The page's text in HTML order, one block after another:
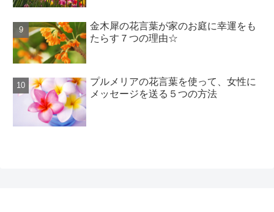
金木犀の花言葉が家のお庭に幸運をも
たらす７つの理由☆
プルメリアの花言葉を使って、女性に
メッセージを送る５つの方法